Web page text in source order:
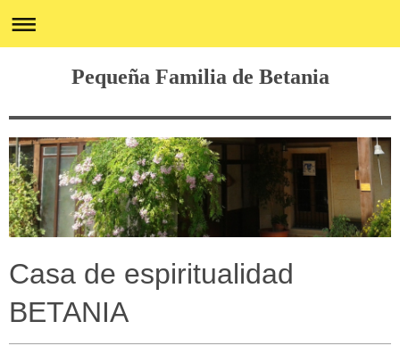
Pequeña Familia de Betania
Casa de espiritualidad
BETANIA